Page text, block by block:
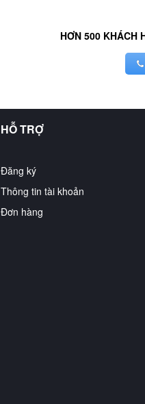
HƠN 500 KHÁCH
HỖ TRỢ
Đăng ký
Thông tin tài khoản
Đơn hàng